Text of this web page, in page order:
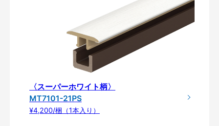
〈スーパーホワイト柄〉
MT7101-21PS
¥4,200/梱（1本入り）